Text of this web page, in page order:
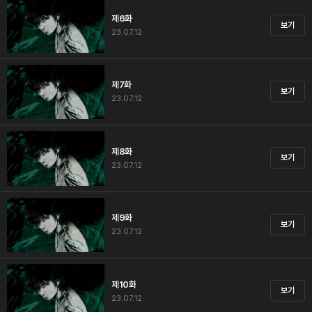
제6화
23.07.12
보기
제7화
23.07.12
보기
제8화
23.07.12
보기
제9화
23.07.12
보기
제10화
23.07.12
보기